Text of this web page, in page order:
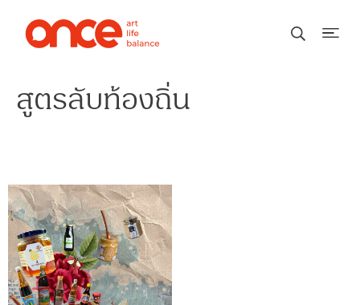
สูตรลับท้องถิ่น